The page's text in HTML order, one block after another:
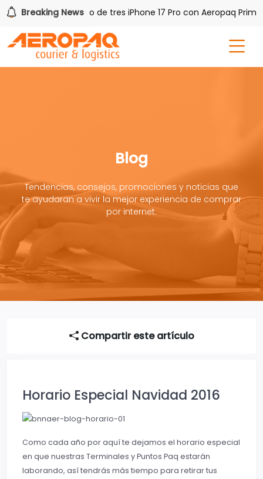
Breaking News
Gana uno de tres iPhone 17 Pro con Aeropaq Prime
Blog
Tendencias, consejos, promociones y noticias que
te ayudaran a vivir la mejor experiencia de comprar
por internet.
Compartir este artículo
Horario Especial Navidad 2016
Como cada año por aquí te dejamos el horario especial
en que nuestras Terminales y Puntos Paq estarán
laborando, así tendrás más tiempo para retirar tus